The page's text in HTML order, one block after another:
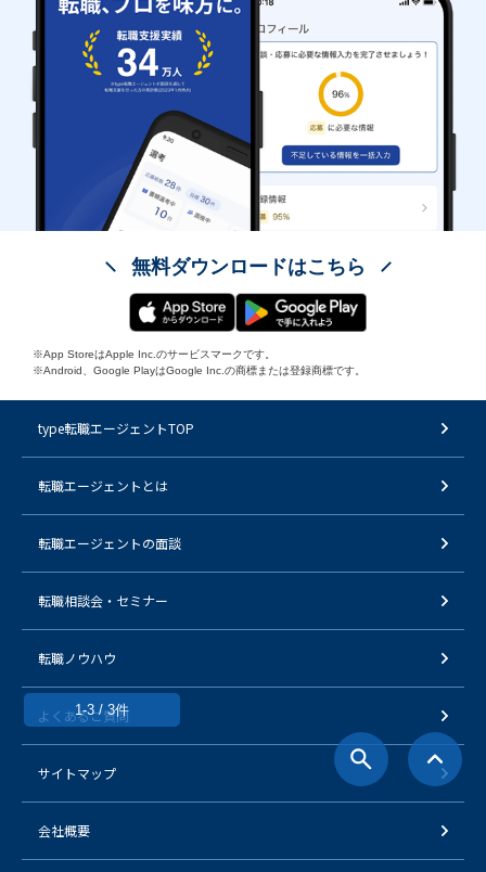
1-3 / 3件
無料ダウンロードはこちら
※App StoreはApple Inc.のサービスマークです。
※Android、Google PlayはGoogle Inc.の商標または登録商標です。
type転職エージェントTOP
転職エージェントとは
転職エージェントの面談
転職相談会・セミナー
転職ノウハウ
よくあるご質問
サイトマップ
会社概要